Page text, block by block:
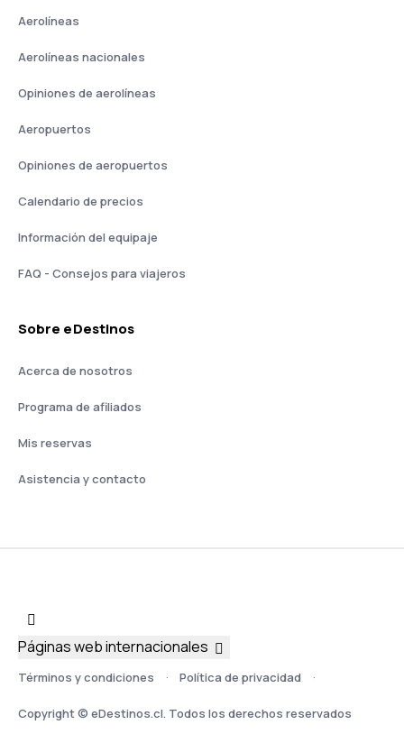
Aerolíneas
Aerolíneas nacionales
Opiniones de aerolíneas
Aeropuertos
Opiniones de aeropuertos
Calendario de precios
Información del equipaje
FAQ - Consejos para viajeros
Sobre eDestinos
Acerca de nosotros
Programa de afiliados
Mis reservas
Asistencia y contacto
Términos y condiciones Política de privacidad
Copyright © eDestinos.cl. Todos los derechos reservados
Páginas web internacionales